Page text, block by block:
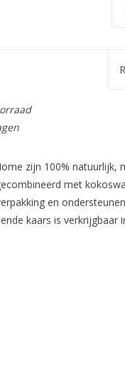
zijn 100% natuurlijk,
met
en
kaars is verkrijgbaar